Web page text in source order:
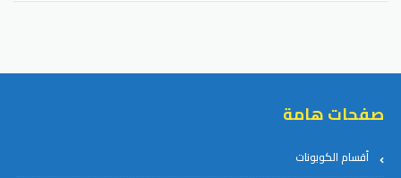
صفحات هامة
أقسام الكوبونات